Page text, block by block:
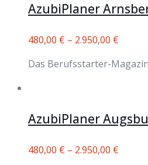
AzubiPlaner
480,00 € – 2.950,00 €
Das Berufsstarter-Magazin
AzubiPlaner
480,00 € – 2.950,00 €